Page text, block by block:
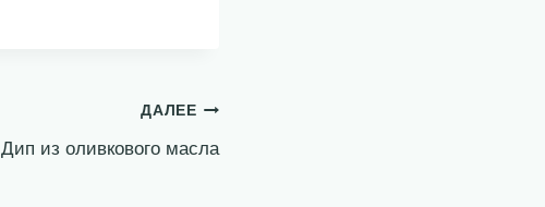
ДАЛЕЕ
Дип из оливкового масла